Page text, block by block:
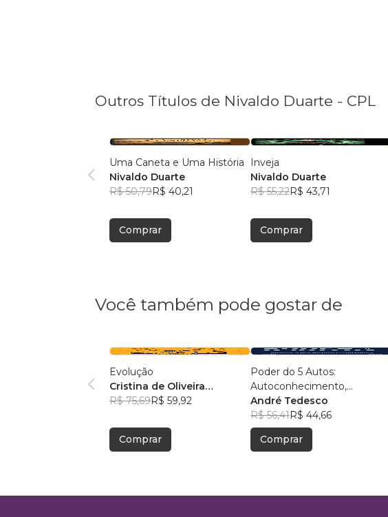
Outros Títulos de Nivaldo Duarte - CPL
Uma Caneta e Uma História
Nivaldo Duarte
R$ 50,79R$ 40,21
Comprar
Inveja
Nivaldo Duarte
R$ 55,22R$ 43,71
Comprar
Você também pode gostar de
Evolução
Cristina de Oliveira
Leopoldino Rodrigues
R$ 75,69R$ 59,92
Comprar
Poder do 5 Autos:
Autoconhecimento,
Autocontrole, Autoestima,
Autoconfiança e
Autoperformance
André Tedesco
R$ 56,41R$ 44,66
Comprar